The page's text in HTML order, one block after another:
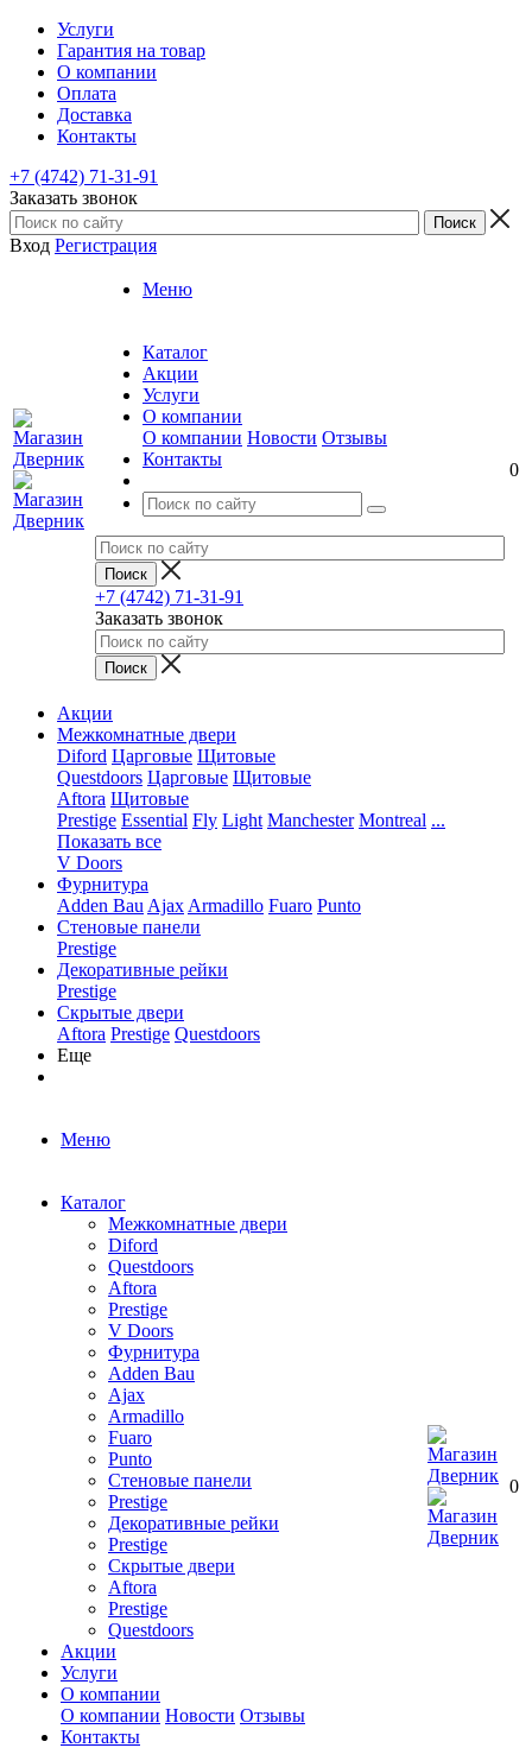
Услуги
Гарантия на товар
О компании
Оплата
Доставка
Контакты
+7 (4742) 71-31-91
Заказать звонок
Вход Регистрация
Меню
Каталог
Акции
Услуги
О компании
О компании Новости Отзывы
Контакты
+7 (4742) 71-31-91
Заказать звонок
0
Акции
Межкомнатные двери
Diford Царговые Щитовые
Questdoors Царговые Щитовые
Aftora Щитовые
Prestige Essential Fly Light Manchester Montreal ...
Показать все
V Doors
Фурнитура
Adden Bau Ajax Armadillo Fuaro Punto
Стеновые панели
Prestige
Декоративные рейки
Prestige
Скрытые двери
Aftora Prestige Questdoors
Еще
Меню
Каталог
Межкомнатные двери
Diford
Questdoors
Aftora
Prestige
V Doors
Фурнитура
Adden Bau
Ajax
Armadillo
Fuaro
Punto
Стеновые панели
Prestige
Декоративные рейки
Prestige
Скрытые двери
Aftora
Prestige
Questdoors
Акции
Услуги
О компании
О компании Новости Отзывы
Контакты
0